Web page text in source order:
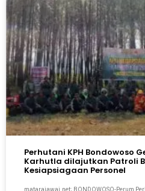
Perhutani KPH Bondowoso
Karhutla dilajutkan Patroli
Kesiapsiagaan Personel
matarajawai.net; BONDOWOSO-Perum